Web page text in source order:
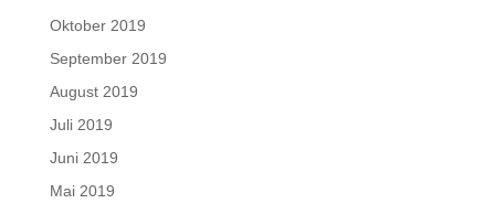
Oktober 2019
September 2019
August 2019
Juli 2019
Juni 2019
Mai 2019